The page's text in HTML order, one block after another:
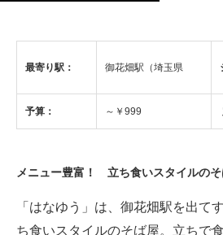
スマホと通信の最新トレンド
ビジネスと働き方のヒント
最寄り駅： 御花畑駅（埼玉県
予算： ～￥999
メニュー豊富！ 立ち食いスタイルのそ
「はなゆう」は、御花畑駅を出て
ち食いスタイルのそば屋。立ちで